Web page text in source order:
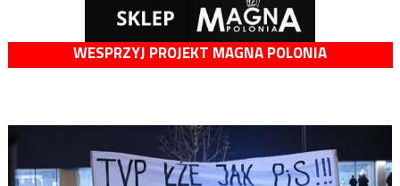
WESPRZYJ PROJEKT MAGNA POLONIA